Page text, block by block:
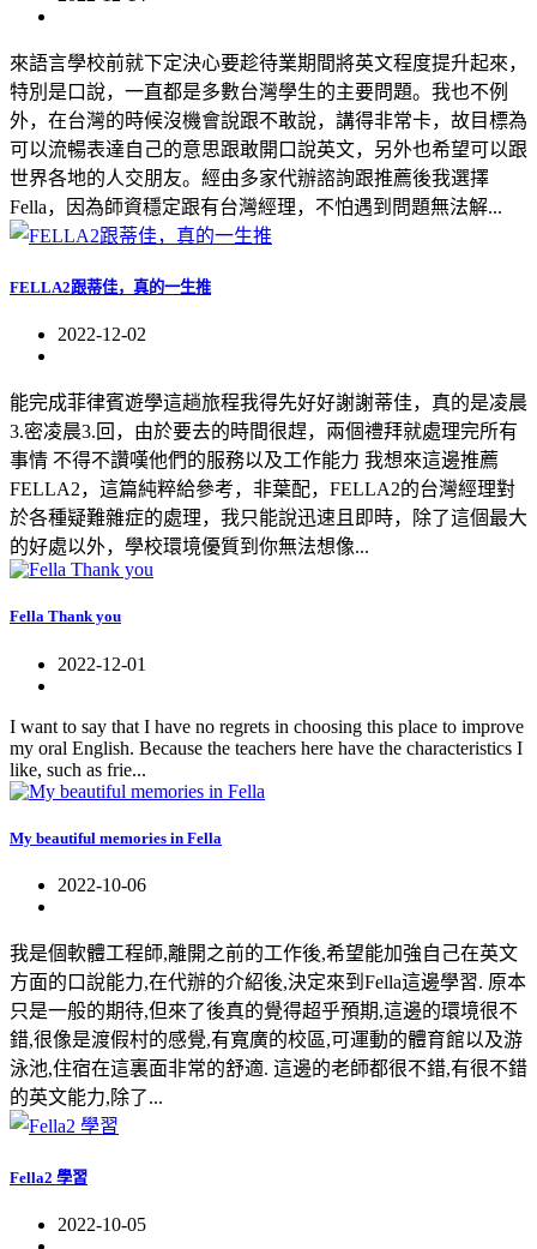
來語言學校前就下定決心要趁待業期間將英文程度提升起來，
特別是口說，一直都是多數台灣學生的主要問題。我也不例
外，在台灣的時候沒機會說跟不敢說，講得非常卡，故目標為
可以流暢表達自己的意思跟敢開口說英文，另外也希望可以跟
世界各地的人交朋友。經由多家代辦諮詢跟推薦後我選擇
Fella，因為師資穩定跟有台灣經理，不怕遇到問題無法解...
FELLA2跟蒂佳，真的一生推
2022-12-02
能完成菲律賓遊學這趟旅程我得先好好謝謝蒂佳，真的是凌晨
3.密凌晨3.回，由於要去的時間很趕，兩個禮拜就處理完所有
事情 不得不讚嘆他們的服務以及工作能力 我想來這邊推薦
FELLA2，這篇純粹給參考，非葉配，FELLA2的台灣經理對
於各種疑難雜症的處理，我只能說迅速且即時，除了這個最大
的好處以外，學校環境優質到你無法想像...
Fella Thank you
2022-12-01
I want to say that I have no regrets in choosing this place to improve
my oral English. Because the teachers here have the characteristics I
like, such as frie...
My beautiful memories in Fella
2022-10-06
我是個軟體工程師,離開之前的工作後,希望能加強自己在英文
方面的口說能力,在代辦的介紹後,決定來到Fella這邊學習. 原本
只是一般的期待,但來了後真的覺得超乎預期,這邊的環境很不
錯,很像是渡假村的感覺,有寬廣的校區,可運動的體育館以及游
泳池,住宿在這裏面非常的舒適. 這邊的老師都很不錯,有很不錯
的英文能力,除了...
Fella2 學習
2022-10-05